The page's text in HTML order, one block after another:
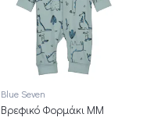
Blue Seven
Βρεφικό Φορμάκι ΜΜ